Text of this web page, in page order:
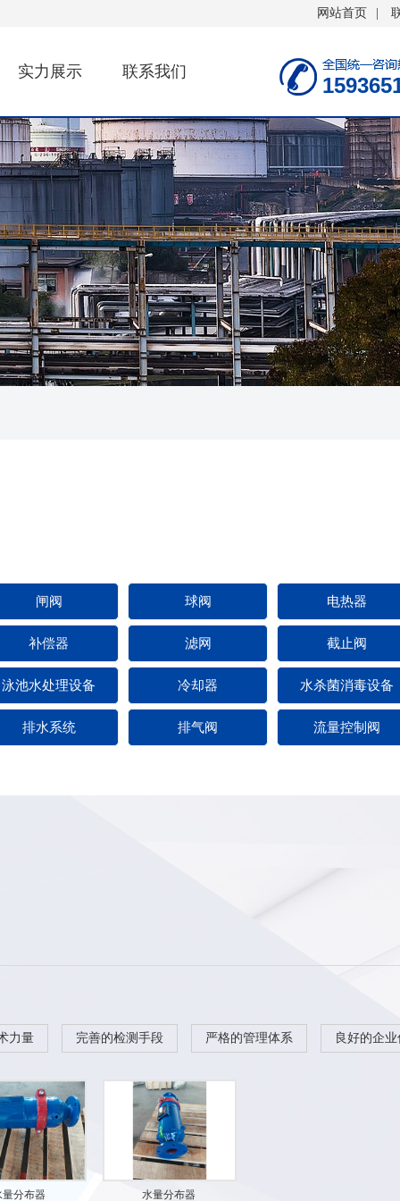
网站首页
实力展示 联系我们
闸阀 球阀 电热器
补偿器 滤网 截止阀
泳池水处理设备 冷却器 水杀菌消毒设备
排水系统 排气阀 流量控制阀
力量 完善的检测手段 严格的管理体系 良好的企
量分布器 水量分布器